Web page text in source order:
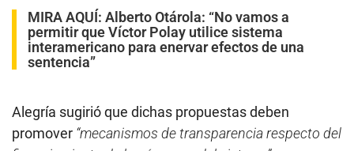
MIRA AQUÍ: Alberto Otárola: “No vamos a
permitir que Víctor Polay utilice sistema
interamericano para enervar efectos de una
sentencia”
Alegría sugirió que dichas propuestas deben
promover “mecanismos de transparencia respecto del